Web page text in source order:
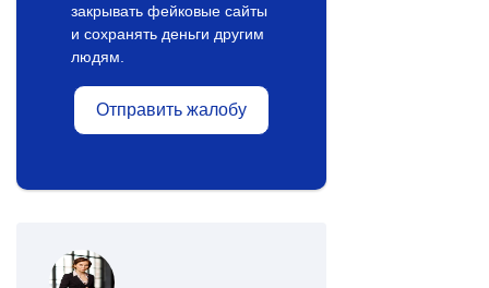
закрывать фейковые сайты
и сохранять деньги другим
людям.
Отправить жалобу